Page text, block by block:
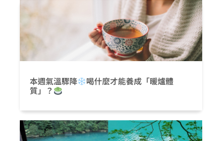
本週氣溫驟降 喝什麼才能養成「暖爐體
質」？